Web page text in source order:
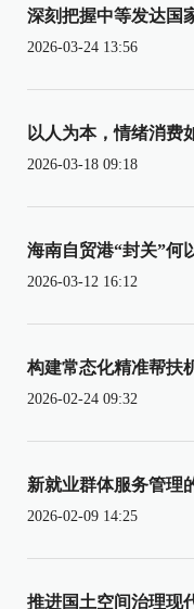
深刻把握中等发达国
2026-03-24 13:56
以人为本，情绪消费
2026-03-18 09:18
海南自贸港“封关”何
2026-03-12 16:12
构建常态化精准帮扶
2026-02-24 09:32
新就业群体服务管理
2026-02-09 14:25
推进国土空间治理现